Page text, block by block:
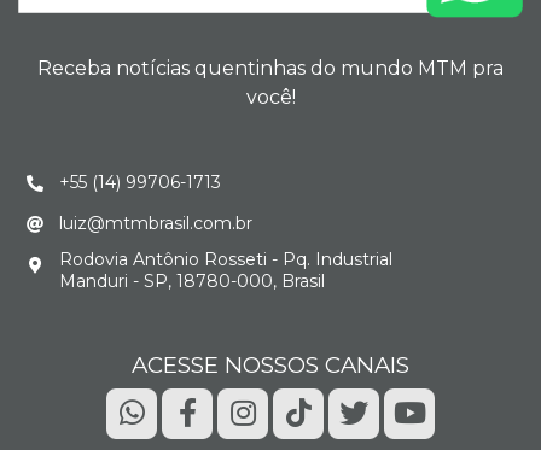
Receba notícias quentinhas do mundo MTM pra
você!
+55 (14) 99706-1713
luiz@mtmbrasil.com.br
Rodovia Antônio Rosseti - Pq. Industrial
Manduri - SP, 18780-000, Brasil
ACESSE NOSSOS CANAIS